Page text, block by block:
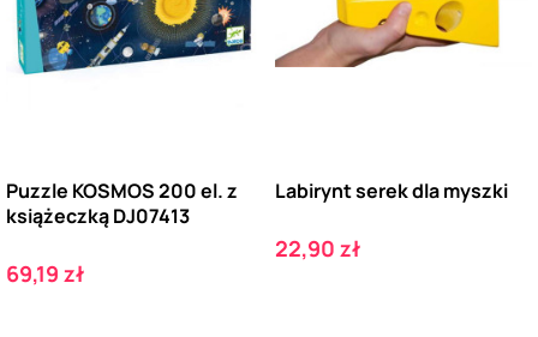
Puzzle KOSMOS 200 el. z
książeczką DJ07413
Cena
69,19 zł
Labirynt serek dla myszki
Cena
22,90 zł